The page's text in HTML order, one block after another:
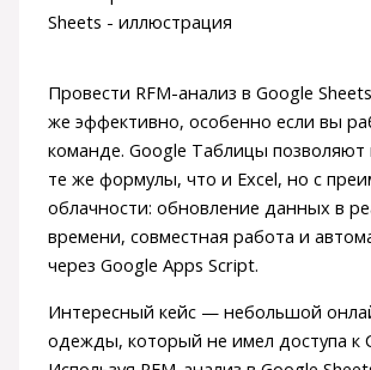
Провести RFM-анализ в Google
же эффективно, особенно если вы
команде. Google Таблицы позволяют
те же формулы, что и Excel, но с
облачности: обновление данных в
времени, совместная работа и
через Google Apps Script.
Интересный кейс — небольшой
одежды, который не имел доступа к